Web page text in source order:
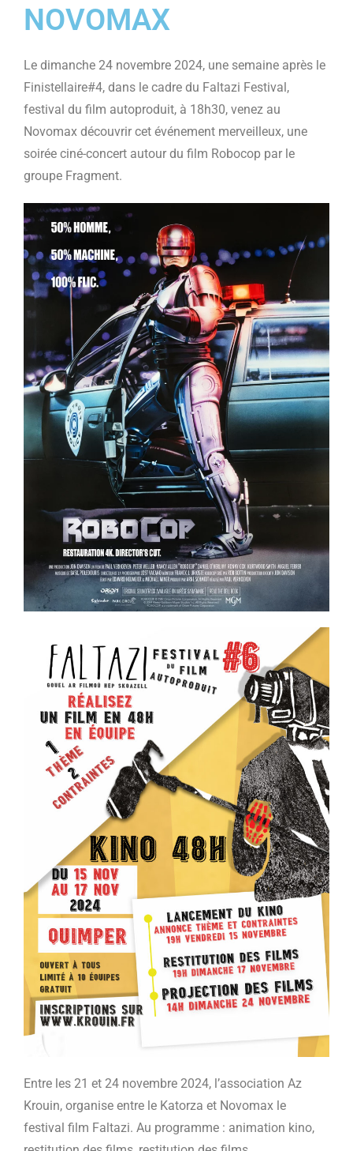
NOVOMAX
Le dimanche 24 novembre 2024, une semaine après le
Finistellaire#4, dans le cadre du Faltazi Festival,
festival du film autoproduit, à 18h30, venez au
Novomax découvrir cet événement merveilleux, une
soirée ciné-concert autour du film Robocop par le
groupe Fragment.
Entre les 21 et 24 novembre 2024, l’association Az
Krouin, organise entre le Katorza et Novomax le
festival film Faltazi. Au programme : animation kino,